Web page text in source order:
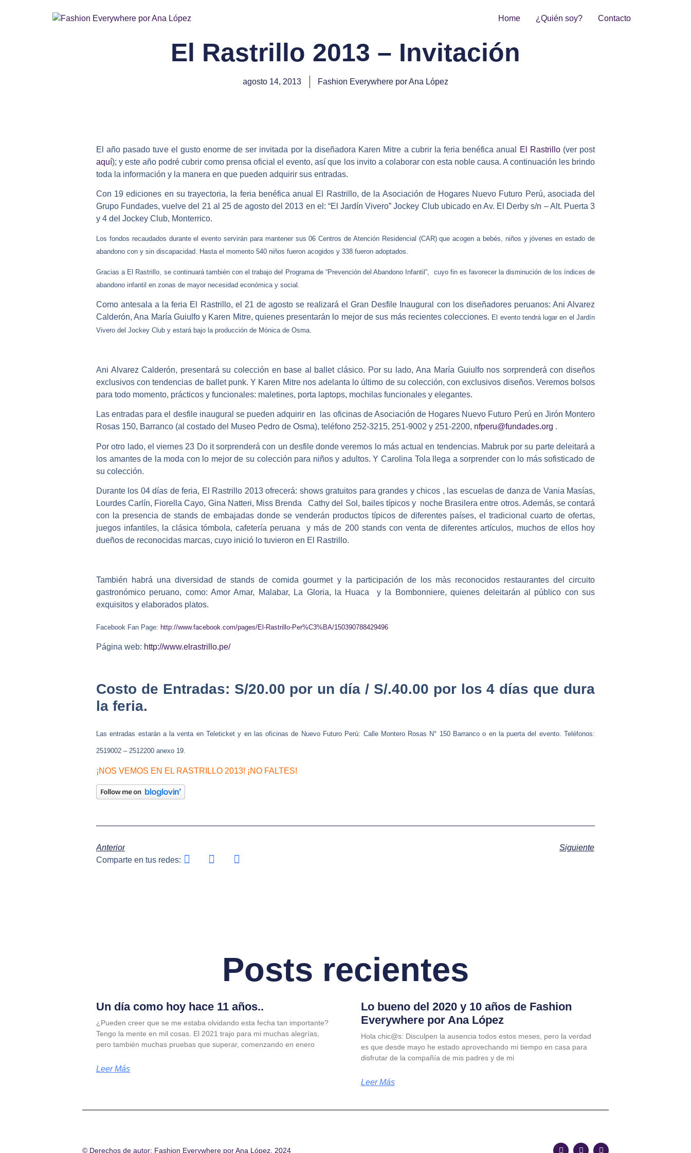
Home ¿Quién soy? Contacto
El Rastrillo 2013 – Invitación
agosto 14, 2013 Fashion Everywhere por Ana López
El año pasado tuve el gusto enorme de ser invitada por la diseñadora Karen Mitre a cubrir la feria benéfica anual El Rastrillo (ver post
aquí); y este año podré cubrir como prensa oficial el evento, así que los invito a colaborar con esta noble causa. A continuación les brindo
toda la información y la manera en que pueden adquirir sus entradas.
Con 19 ediciones en su trayectoria, la feria benéfica anual El Rastrillo, de la Asociación de Hogares Nuevo Futuro Perú, asociada del
Grupo Fundades, vuelve del 21 al 25 de agosto del 2013 en el: “El Jardín Vivero” Jockey Club ubicado en Av. El Derby s/n – Alt. Puerta 3
y 4 del Jockey Club, Monterrico.
Los fondos recaudados durante el evento servirán para mantener sus 06 Centros de Atención Residencial (CAR) que acogen a bebés, niños y jóvenes en estado de
abandono con y sin discapacidad. Hasta el momento 540 niños fueron acogidos y 338 fueron adoptados.
Gracias a El Rastrillo, se continuará también con el trabajo del Programa de “Prevención del Abandono Infantil”, cuyo fin es favorecer la disminución de los índices de
abandono infantil en zonas de mayor necesidad económica y social.
Como antesala a la feria El Rastrillo, el 21 de agosto se realizará el Gran Desfile Inaugural con los diseñadores peruanos: Ani Alvarez
Calderón, Ana María Guiulfo y Karen Mitre, quienes presentarán lo mejor de sus más recientes colecciones. El evento tendrá lugar en el Jardín
Vivero del Jockey Club y estará bajo la producción de Mónica de Osma.
Ani Alvarez Calderón, presentará su colección en base al ballet clásico. Por su lado,Ana María Guiulfonos sorprenderá con diseños
exclusivos con tendencias de ballet punk. Y Karen Mitrenos adelanta lo último de su colección, con exclusivos diseños. Veremos bolsos
para todo momento, prácticos y funcionales: maletines, porta laptops, mochilas funcionales y elegantes.
Las entradas para el desfile inaugural se pueden adquirir en las oficinas de Asociación de Hogares Nuevo Futuro Perú en Jirón Montero
Rosas 150, Barranco (al costado del Museo Pedro de Osma), teléfono 252-3215, 251-9002 y 251-2200, nfperu@fundades.org .
Por otro lado, el viernes 23 Do itsorprenderá con un desfile donde veremos lo más actual en tendencias. Mabruk por su parte deleitará a
los amantes de la moda con lo mejor de su colección para niños y adultos. Y Carolina Tola
llega a sorprender con lo más sofisticado de
su colección.
Durante los 04 días de feria, El Rastrillo 2013 ofrecerá: shows gratuitos para grandes y chicos , las escuelas de danza de Vania Masías,
Lourdes Carlín, Fiorella Cayo, Gina Natteri, Miss Brenda Cathy del Sol, bailes típicos y noche Brasilera entre otros. Además, se contará
con la presencia de stands de embajadas donde se venderán productos típicos de diferentes países, el tradicional cuarto de ofertas,
juegos infantiles, la clásica tómbola, cafetería peruana y más de 200 stands con venta de diferentes artículos, muchos de ellos hoy
dueños de reconocidas marcas, cuyo inició lo tuvieron en El Rastrillo.
También habrá una diversidad destands de comida gourmet y la participación de los màs reconocidos restaurantes del circuito
gastronómico peruano, como: Amor Amar, Malabar, La Gloria, la Huaca y la Bombonniere, quienes deleitarán al público con sus
exquisitos y elaborados platos.
Facebook Fan Page: http://www.facebook.com/pages/El-Rastrillo-Per%C3%BA/150390788429496
Página web: http://www.elrastrillo.pe/
Costo de Entradas: S/20.00 por un día / S/.40.00 por los 4 días que dura
la feria.
Las entradas estarán a la venta en Teleticket y en las oficinas de Nuevo Futuro Perú: Calle Montero Rosas N° 150 Barranco o en la puerta del evento. Teléfonos:
2519002 – 2512200 anexo 19.
¡NOS VEMOS EN EL RASTRILLO 2013! ¡NO FALTES!
Anterior
Siguiente
Comparte en tus redes:
Posts recientes
Un día como hoy hace 11 años..
¿Pueden creer que se me estaba olvidando esta fecha tan importante?
Tengo la mente en mil cosas. El 2021 trajo para mi muchas alegrías,
pero también muchas pruebas que superar, comenzando en enero
Leer Más
Lo bueno del 2020 y 10 años de Fashion
Everywhere por Ana López
Hola chic@s: Disculpen la ausencia todos estos meses, pero la verdad
es que desde mayo he estado aprovechando mi tiempo en casa para
disfrutar de la compañía de mis padres y de mi
Leer Más
© Derechos de autor: Fashion Everywhere por Ana López. 2024